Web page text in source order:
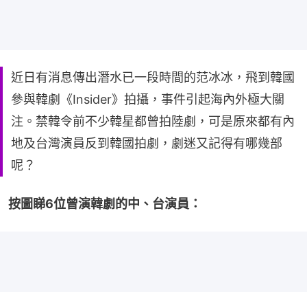
近日有消息傳出潛水已一段時間的范冰冰，飛到韓國
參與韓劇《Insider》拍攝，事件引起海內外極大關
注。禁韓令前不少韓星都曾拍陸劇，可是原來都有內
地及台灣演員反到韓國拍劇，劇迷又記得有哪幾部
呢？
按圖睇6位曾演韓劇的中、台演員：